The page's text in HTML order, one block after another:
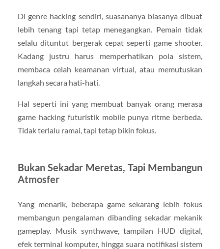
Di genre hacking sendiri, suasananya biasanya dibuat
lebih tenang tapi tetap menegangkan. Pemain tidak
selalu dituntut bergerak cepat seperti game shooter.
Kadang justru harus memperhatikan pola sistem,
membaca celah keamanan virtual, atau memutuskan
langkah secara hati-hati.
Hal seperti ini yang membuat banyak orang merasa
game hacking futuristik mobile punya ritme berbeda.
Tidak terlalu ramai, tapi tetap bikin fokus.
Bukan Sekadar Meretas, Tapi Membangun
Atmosfer
Yang menarik, beberapa game sekarang lebih fokus
membangun pengalaman dibanding sekadar mekanik
gameplay. Musik synthwave, tampilan HUD digital,
efek terminal komputer, hingga suara notifikasi sistem